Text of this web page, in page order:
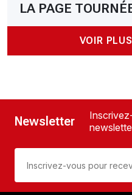
LA PAGE
VOIR
Newsletter